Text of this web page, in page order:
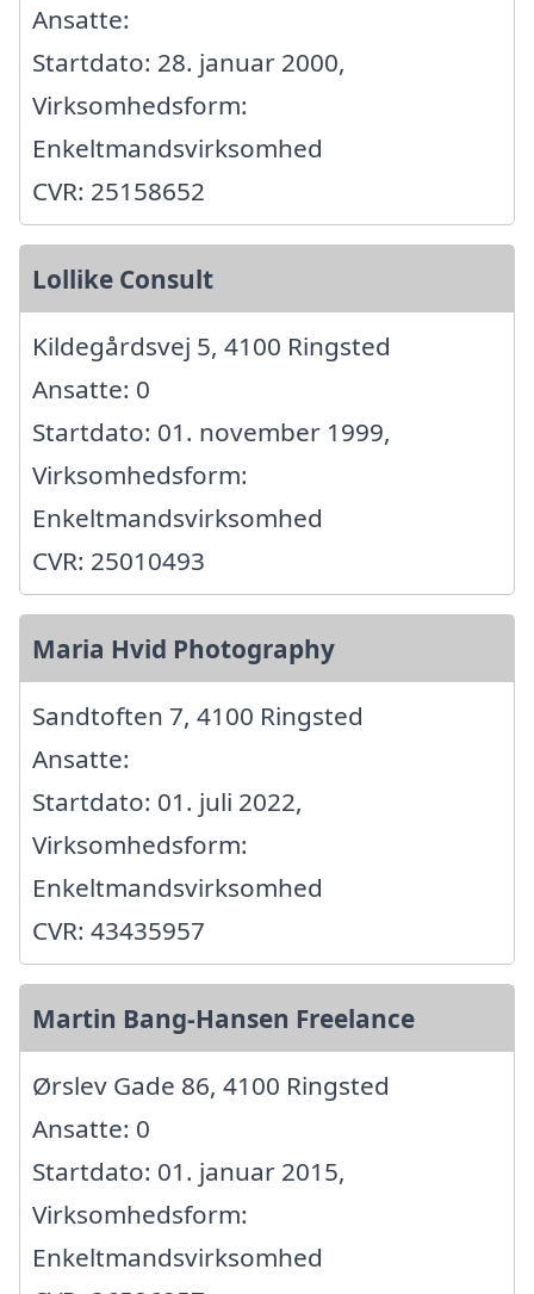
Ansatte:
Startdato: 28. januar 2000,
Virksomhedsform:
Enkeltmandsvirksomhed
CVR: 25158652
Lollike Consult
Kildegårdsvej 5, 4100 Ringsted
Ansatte: 0
Startdato: 01. november 1999,
Virksomhedsform:
Enkeltmandsvirksomhed
CVR: 25010493
Maria Hvid Photography
Sandtoften 7, 4100 Ringsted
Ansatte:
Startdato: 01. juli 2022,
Virksomhedsform:
Enkeltmandsvirksomhed
CVR: 43435957
Martin Bang-Hansen Freelance
Ørslev Gade 86, 4100 Ringsted
Ansatte: 0
Startdato: 01. januar 2015,
Virksomhedsform:
Enkeltmandsvirksomhed